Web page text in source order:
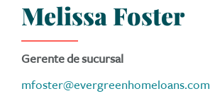
Melissa Foster
Gerente de sucursal
mfoster@evergreenhomeloans.com